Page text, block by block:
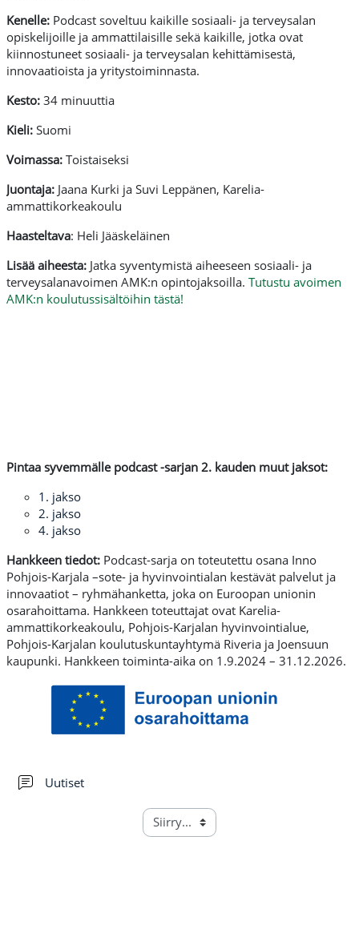
Kenelle: Podcast soveltuu kaikille sosiaali- ja terveysalan
opiskelijoille ja ammattilaisille sekä kaikille, jotka ovat
kiinnostuneet sosiaali- ja terveysalan kehittämisestä,
innovaatioista ja yritystoiminnasta.
Kesto: 34 minuuttia
Kieli: Suomi
Voimassa: Toistaiseksi
Juontaja: Jaana Kurki ja Suvi Leppänen, Karelia-
ammattikorkeakoulu
Haasteltava: Heli Jääskeläinen
Lisää aiheesta: Jatka syventymistä aiheeseen sosiaali- ja
terveysalanavoimen AMK:n opintojaksoilla. Tutustu avoimen
AMK:n koulutussisältöihin tästä!
Pintaa syvemmälle podcast -sarjan 2. kauden muut jaksot:
1. jakso
2. jakso
4. jakso
Hankkeen tiedot: Podcast-sarja on toteutettu osana Inno
Pohjois-Karjala –sote- ja hyvinvointialan kestävät palvelut ja
innovaatiot – ryhmähanketta, joka on Euroopan unionin
osarahoittama. Hankkeen toteuttajat ovat Karelia-
ammattikorkeakoulu, Pohjois-Karjalan hyvinvointialue,
Pohjois-Karjalan koulutuskuntayhtymä Riveria ja Joensuun
kaupunki. Hankkeen toiminta-aika on 1.9.2024 – 31.12.2026.
Uutiset